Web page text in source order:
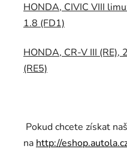
HONDA, CIVIC VIII
1.8 (FD1)
HONDA, CR-V III (RE),
(RE5)
Pokud chcete získat
na http://